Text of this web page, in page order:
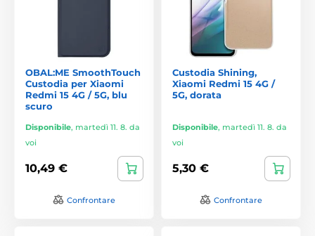
OBAL:ME SmoothTouch
Custodia per Xiaomi
Redmi 15 4G / 5G, blu
scuro
Disponibile, martedì 11. 8. da
voi
10,49 €
Confrontare
Custodia Shining,
Xiaomi Redmi 15 4G /
5G, dorata
Disponibile, martedì 11. 8. da
voi
5,30 €
Confrontare